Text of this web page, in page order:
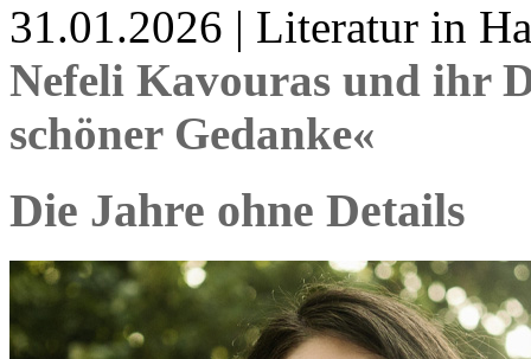
31.01.2026 | Literatur in
Nefeli Kavouras und ihr
schöner Gedanke«
Die Jahre ohne Details